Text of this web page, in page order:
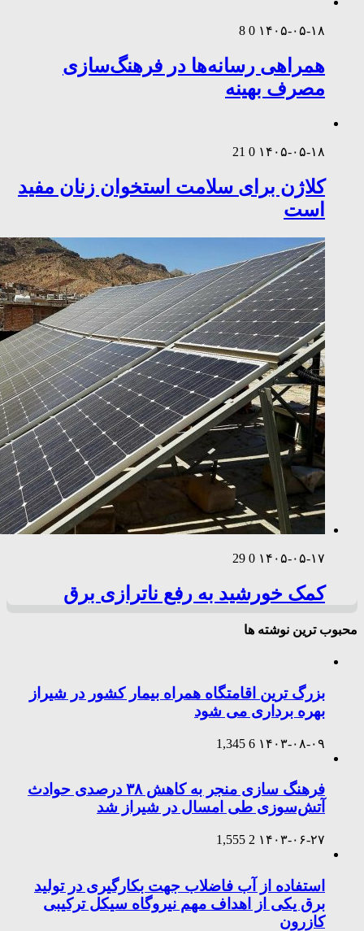
۱۴۰۵-۰۵-۱۸ 0
8
همراهی رسانه‌ها در فرهنگ‌سازی
مصرف بهینه
۱۴۰۵-۰۵-۱۸ 0
21
کلاژن برای سلامت استخوان زنان مفید
است
۱۴۰۵-۰۵-۱۷ 0
29
کمک خورشید به رفع ناترازی برق
محبوب ترین نوشته ها
بزرگ ترین اقامتگاه همراه بیمار کشور در شیراز
بهره برداری می شود
۱۴۰۳-۰۸-۰۹ 6
1,345
فرهنگ سازی منجر به کاهش ۳۸ درصدی حوادث
آتش‌سوزی طی امسال در شیراز شد
۱۴۰۳-۰۶-۲۷ 2
1,555
استفاده از آب فاضلاب جهت بکارگیری در تولید
برق یکی از اهداف مهم نیروگاه سیکل ترکیبی
کازرون